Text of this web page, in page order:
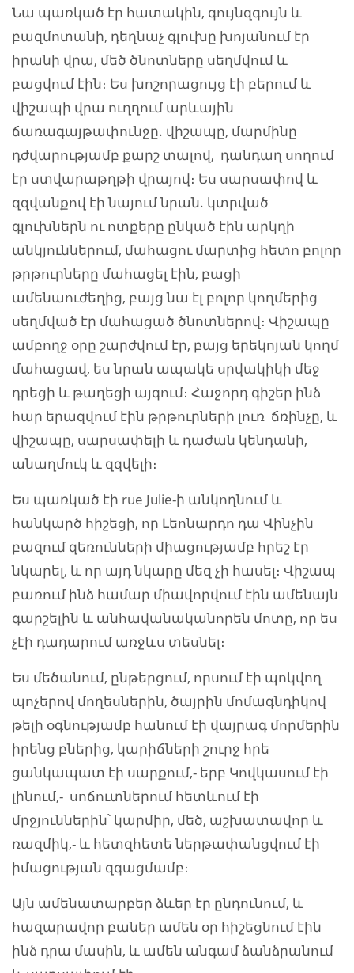
Նա պառկած էր հատակին, գույնզգույն և
բազմոտանի, դեղնաչ գլուխը խոյանում էր
իրանի վրա, մեծ ծնոտները սեղմվում և
բացվում էին։ Ես խոշորացույց էի բերում և
վիշապի վրա ուղղում արևային
ճառագայթափունջը. վիշապը, մարմինը
դժվարությամբ քարշ տալով, դանդաղ սողում
էր ստվարաթղթի վրայով։ Ես սարսափով և
զզվանքով էի նայում նրան. կտրված
գլուխներն ու ոտքերը ընկած էին արկղի
անկյուններում, մահացու մարտից հետո բոլոր
թրթուրները մահացել էին, բացի
ամենաուժեղից, բայց նա էլ բոլոր կողմերից
սեղմված էր մահացած ծնոտներով։ Վիշապը
ամբողջ օրը շարժվում էր, բայց երեկոյան կողմ
մահացավ, ես նրան ապակե սրվակիկի մեջ
դրեցի և թաղեցի այգում։ Հաջորդ գիշեր ինձ
հար երազվում էին թրթուրների լուռ ճռինչը, և
վիշապը, սարսափելի և դաժան կենդանի,
անաղմուկ և զզվելի։
Ես պառկած էի rue Julie-ի անկողնում և
հանկարծ հիշեցի, որ Լեոնարդո դա Վինչին
բազում զեռունների միացությամբ հրեշ էր
նկարել, և որ այդ նկարը մեզ չի հասել։ Վիշապ
բառում ինձ համար միավորվում էին ամենայն
գարշելին և անհավանականորեն մոտը, որ ես
չէի դադարում առջևս տեսնել։
Ես մեծանում, ընթերցում, որսում էի պոկվող
պոչերով մողեսներին, ծայրին մոմագնդիկով
թելի օգնությամբ հանում էի վայրագ մորմերին
իրենց բներից, կարիճների շուրջ հրե
ցանկապատ էի սարքում,- երբ Կովկասում էի
լինում,- սոճուտներում հետևում էի
մրջյուններին՝ կարմիր, մեծ, աշխատավոր և
ռազմիկ,- և հետզհետե ներթափանցվում էի
իմացության զգացմամբ։
Այն ամենատարբեր ձևեր էր ընդունում, և
հազարավոր բաներ ամեն օր հիշեցնում էին
ինձ դրա մասին, և ամեն անգամ ձանձրանում